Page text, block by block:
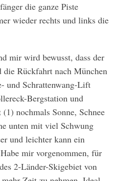
die ganze Piste
wieder rechts und links die
mir wird bewusst, dass der
die Rückfahrt nach München
und Schrattenwang-Lift
Bergstation und
nochmals Sonne, Schnee
unten mit viel Schwung
und leichter kann ein
mir vorgenommen, für
2-Länder-Skigebiet von